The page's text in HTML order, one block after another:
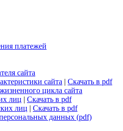
платежей
сайта
сайта | Скачать в pdf
цикла сайта
лиц | Скачать в pdf
лиц | Скачать в pdf
данных (pdf)